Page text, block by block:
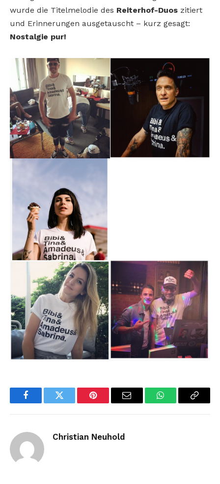
wurde die Titelmelodie des Reiterhof-Duos zitiert
und Erinnerungen ausgetauscht – kurz gesagt:
Nostalgie pur!
FacebookTwitter Pinterest Email WhatsAppCopy
Christian Neuhold